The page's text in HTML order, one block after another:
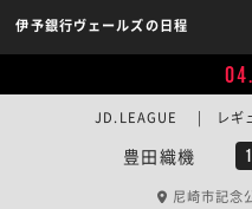
伊予銀行ヴェールズの日程
豊田織機
JD.LEAGUE | レギュ
尼崎市記念